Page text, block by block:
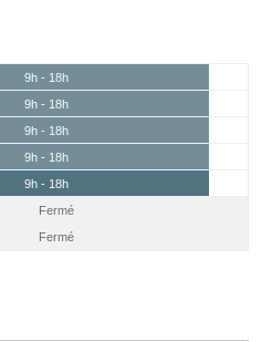
9h - 18h
9h - 18h
9h - 18h
9h - 18h
9h - 18h
Fermé
Fermé